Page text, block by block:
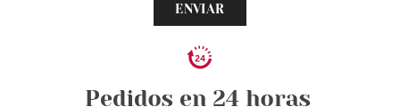
ENVIAR